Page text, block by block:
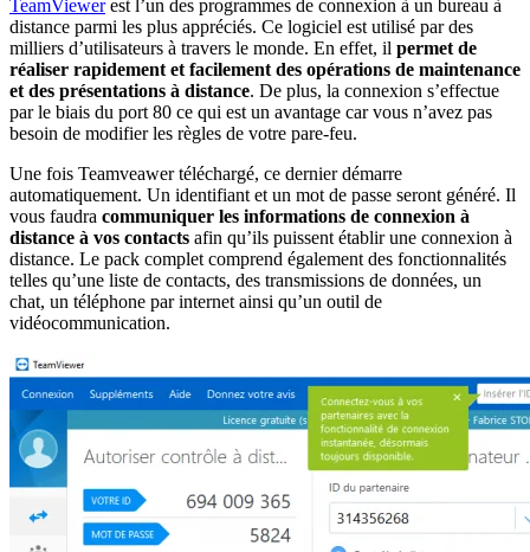
TeamViewerest l’un des programmes de connexion à un bureau à
distance parmi les plus appréciés. Ce logiciel est utilisé par des
milliers d’utilisateurs à travers le monde. En effet, il permet de
réaliser rapidement et facilement des opérations de maintenance
et des présentations à distance. De plus, la connexion s’effectue
par le biais du port 80 ce qui est un avantage car vous n’avez pas
besoin de modifier les règles de votre pare-feu.
Une fois Teamveawer téléchargé, ce dernier démarre
automatiquement. Un identifiant et un mot de passe seront généré. Il
vous faudra communiquer les informations de connexion à
distance à vos contacts afin qu’ils puissent établir une connexion à
distance. Le pack complet comprend également des fonctionnalités
telles qu’une liste de contacts, des transmissions de données, un
chat, un téléphone par internet ainsi qu’un outil de
vidéocommunication.